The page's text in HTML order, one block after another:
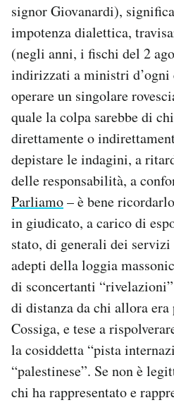
signor Giovanardi),
impotenza dialettica,
(negli anni, i fischi del 2
indirizzati a ministri d’ogni
operare un singolare
quale la colpa sarebbe di
direttamente o
depistare le indagini, a
delle responsabilità, a
Parliamo– è bene
in giudicato, a carico di
stato, di generali dei
adepti della loggia
di sconcertanti
di distanza da chi allora
Cossiga, e tese a
la cosiddetta “pista
“palestinese”. Se non è
chi ha rappresentato e